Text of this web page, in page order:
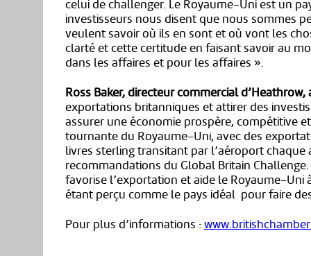
celui de challenger. Le Royaume-Uni est un
investisseurs nous disent que nous sommes
veulent savoir où ils en sont et où vont les
clarté et cette certitude en faisant savoir au
dans les affaires et pour les affaires ».
Ross Baker, directeur commercial d’Heathrow,
exportations britanniques et attirer des
assurer une économie prospère, compétitive
tournante du Royaume-Uni, avec des
livres sterling transitant par l’aéroport
recommandations du Global Britain
favorise l’exportation et aide le Royaume-
étant perçu comme le pays idéal pour faire
Pour plus d’informations :